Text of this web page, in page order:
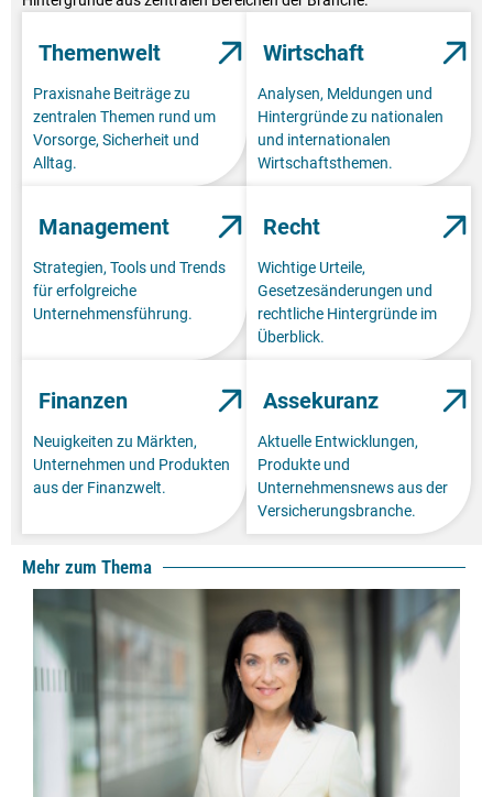
Themenwelt
Praxisnahe Beiträge zu
zentralen Themen rund um
Vorsorge, Sicherheit und
Alltag.
Wirtschaft
Analysen, Meldungen und
Hintergründe zu nationalen
und internationalen
Wirtschaftsthemen.
Management
Strategien, Tools und Trends
für erfolgreiche
Unternehmensführung.
Recht
Wichtige Urteile,
Gesetzesänderungen und
rechtliche Hintergründe im
Überblick.
Finanzen
Neuigkeiten zu Märkten,
Unternehmen und Produkten
aus der Finanzwelt.
Assekuranz
Aktuelle Entwicklungen,
Produkte und
Unternehmensnews aus der
Versicherungsbranche.
Mehr zum Thema